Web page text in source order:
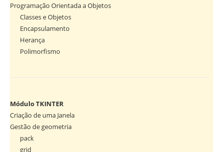
Programação Orientada a Objetos
Classes e Objetos
Encapsulamento
Herança
Polimorfismo
Módulo TKINTER
Criação de uma Janela
Gestão de geometria
pack
grid